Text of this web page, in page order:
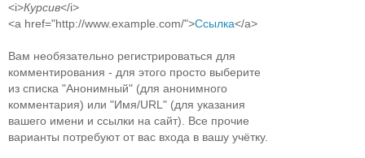
<i>Курсив</i>
<a href="http://www.example.com/">Ссылка</a>
Вам необязательно регистрироваться для
комментирования - для этого просто выберите
из списка "Анонимный" (для анонимного
комментария) или "Имя/URL" (для указания
вашего имени и ссылки на сайт). Все прочие
варианты потребуют от вас входа в вашу учётку.